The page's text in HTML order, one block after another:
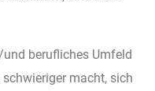
berufliches Umfeld
macht, sich